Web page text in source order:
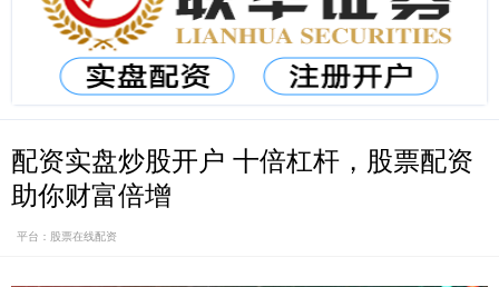
配资实盘炒股开户 十倍杠杆，股票配资
助你财富倍增
平台：股票在线配资